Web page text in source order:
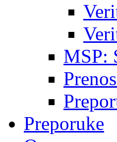
MSP:
Preporuke